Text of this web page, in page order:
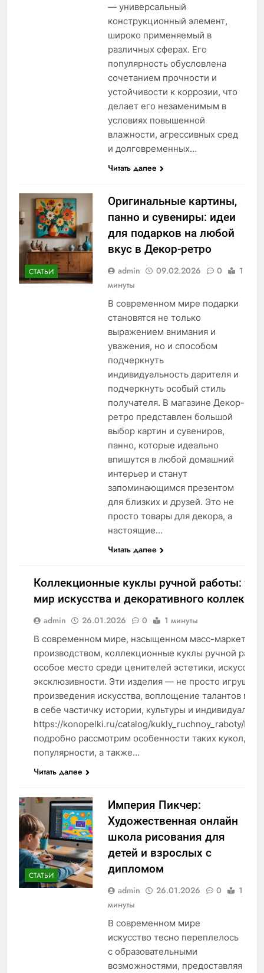
— универсальный
конструкционный элемент,
широко применяемый в
различных сферах. Его
популярность обусловлена
сочетанием прочности и
устойчивости к коррозии, что
делает его незаменимым в
условиях повышенной
влажности, агрессивных сред
и долговременных…
Читать далее
СТАТЬИ
Оригинальные картины,
панно и сувениры: идеи
для подарков на любой
вкус в Декор-ретро
admin 09.02.2026 0
1
минуты
В современном мире подарки
становятся не только
выражением внимания и
уважения, но и способом
подчеркнуть
индивидуальность дарителя и
подчеркнуть особый стиль
получателя. В магазине Декор-
ретро представлен большой
выбор картин и сувениров,
панно, которые идеально
впишутся в любой домашний
интерьер и станут
запоминающимся презентом
для близких и друзей. Это не
просто товары для декора, а
настоящие…
Читать далее
СТАТЬИ
Коллекционные куклы ручной работы:
мир искусства и декоративного
admin 26.01.2026 0 1 минуты
В современном мире, насыщенном масс-маркетом
производством, коллекционные куклы ручной
особое место среди ценителей эстетики, искусства
эксклюзивности. Эти изделия — не просто
произведения искусства, воплощение талантов
в себе частичку истории, культуры и
https://konopelki.ru/catalog/kukly_ruchnoy_raboty/
подробно рассмотрим особенности таких кукол,
популярности, а также…
Читать далее
СТАТЬИ
Империя Пикчер:
Художественная онлайн
школа рисования для
детей и взрослых с
дипломом
admin 26.01.2026 0
1
минуты
В современном мире
искусство тесно переплелось
с образовательными
возможностями, предоставляя